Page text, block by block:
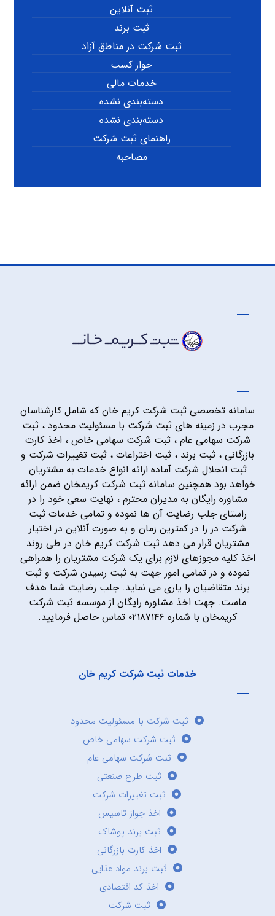
ثبت آنلاین
ثبت برند
ثبت شرکت در مناطق آزاد
جواز کسب
خدمات مالی
دسته‌بندی نشده
دسته‌بندی نشده
راهنمای ثبت شرکت
مصاحبه
سامانه تخصصی ثبت شرکت کریم خان که شامل کارشناسان
مجرب در زمینه های ثبت شرکت با مسئولیت محدود ، ثبت
شرکت سهامی عام ، ثبت شرکت سهامی خاص ، اخذ کارت
بازرگانی ، ثبت برند ، ثبت اختراعات ، ثبت تغییرات شرکت و
ثبت انحلال شرکت آماده ارائه انواع خدمات به مشتریان
خواهد بود همچنین سامانه ثبت شرکت کریمخان ضمن ارائه
مشاوره رایگان به مدیران محترم ، نهایت سعی خود را در
راستای جلب رضایت آن ها نموده و تمامی خدمات ثبت
شرکت در را در کمترین زمان و به صورت آنلاین در اختیار
مشتریان قرار می دهد.ثبت شرکت کریم خان در طی روند
اخذ کلیه مجوزهای لازم برای یک شرکت مشتریان را همراهی
نموده و در تمامی امور جهت به ثبت رسیدن شرکت و ثبت
برند متقاضیان را یاری می نماید. جلب رضایت شما هدف
ماست. جهت اخذ مشاوره رایگان از موسسه ثبت شرکت
کریمخان با شماره ۰۲۱۸۷۱۴۶ تماس حاصل فرمایید.
خدمات ثبت شرکت کریم خان
ثبت شرکت با مسئولیت محدود
ثبت شرکت سهامی خاص
ثبت شرکت سهامی عام
ثبت طرح صنعتی
ثبت تغییرات شرکت
اخذ جواز تاسیس
ثبت برند پوشاک
اخذ کارت بازرگانی
ثبت برند مواد غذایی
اخذ کد اقتصادی
ثبت شرکت